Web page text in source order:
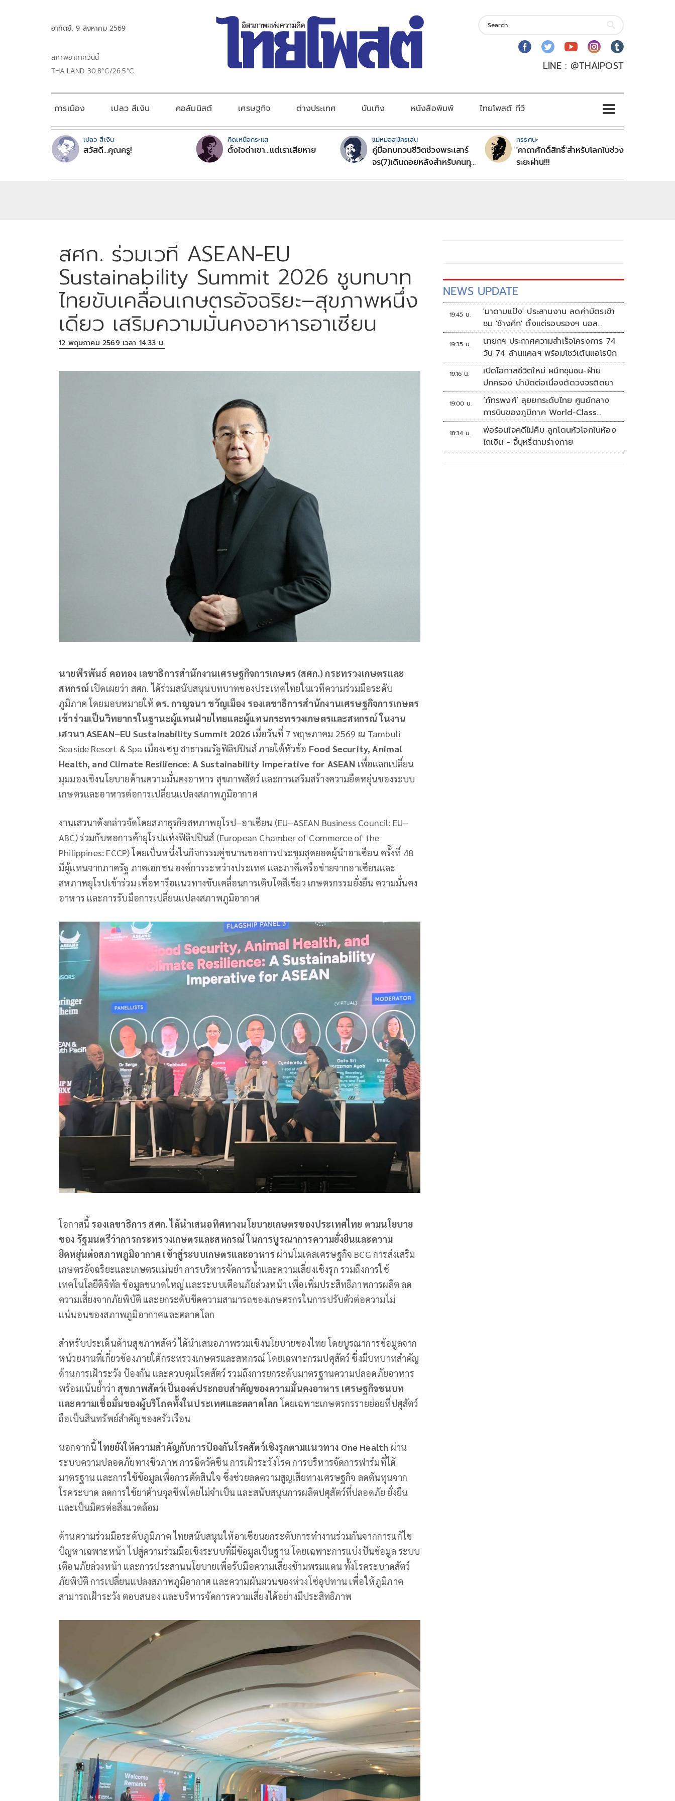
อาทิตย์, 9 สิงหาคม 2569
สภาพอากาศวันนี้
THAILAND 30.8°C/26.5°C
LINE : @THAIPOST
การเมือง เปลว สีเงิน คอลัมนิสต์ เศรษฐกิจ ต่างประเทศ บันเทิง หนังสือพิมพ์ ไทยโพสต์ ทีวี
เปลว สีเงิน
สวัสดี...คุณครู!
คิดเหนือกระแส
ตั้งใจด่าเขา...แต่เราเสียหาย
แม่หมอสมัครเล่น
คู่มือทบทวนชีวิตช่วงพระเสาร์
จร(7)เดินถอยหลังสำหรับคนทุก
ทรรศนะ
'คาถาศักดิ์สิทธิ์'สำหรับโลกในช่วง
ระยะผ่าน!!!
สศก. ร่วมเวที ASEAN-EU
Sustainability Summit 2026 ชูบทบาท
ไทยขับเคลื่อนเกษตรอัจฉริยะ–สุขภาพหนึ่ง
เดียว เสริมความมั่นคงอาหารอาเซียน
12 พฤษภาคม 2569 เวลา 14:33 น.
นายพีรพันธ์ คอทอง เลขาธิการสำนักงานเศรษฐกิจการเกษตร (สศก.) กระทรวงเกษตรและ
สหกรณ์ เปิดเผยว่า สศก. ได้ร่วมสนับสนุนบทบาทของประเทศไทยในเวทีความร่วมมือระดับ
ภูมิภาค โดยมอบหมายให้ ดร. กาญจนา ขวัญเมือง รองเลขาธิการสำนักงานเศรษฐกิจการเกษตร
เข้าร่วมเป็นวิทยากรในฐานะผู้แทนฝ่ายไทยและผู้แทนกระทรวงเกษตรและสหกรณ์ ในงาน
เสวนา ASEAN–EU Sustainability Summit 2026 เมื่อวันที่ 7 พฤษภาคม 2569 ณ Tambuli
Seaside Resort & Spa เมืองเซบู สาธารณรัฐฟิลิปปินส์ ภายใต้หัวข้อ Food Security, Animal
Health, and Climate Resilience: A Sustainability Imperative for ASEAN เพื่อแลกเปลี่ยน
มุมมองเชิงนโยบายด้านความมั่นคงอาหาร สุขภาพสัตว์ และการเสริมสร้างความยืดหยุ่นของระบบ
เกษตรและอาหารต่อการเปลี่ยนแปลงสภาพภูมิอากาศ
งานเสวนาดังกล่าวจัดโดยสภาธุรกิจสหภาพยุโรป–อาเซียน (EU–ASEAN Business Council: EU–
ABC) ร่วมกับหอการค้ายุโรปแห่งฟิลิปปินส์ (European Chamber of Commerce of the
Philippines: ECCP) โดยเป็นหนึ่งในกิจกรรมคู่ขนานของการประชุมสุดยอดผู้นำอาเซียน ครั้งที่ 48
มีผู้แทนจากภาครัฐ ภาคเอกชน องค์การระหว่างประเทศ และภาคีเครือข่ายจากอาเซียนและ
สหภาพยุโรปเข้าร่วม เพื่อหารือแนวทางขับเคลื่อนการเติบโตสีเขียว เกษตรกรรมยั่งยืน ความมั่นคง
อาหาร และการรับมือการเปลี่ยนแปลงสภาพภูมิอากาศ
โอกาสนี้ รองเลขาธิการ สศก. ได้นำเสนอทิศทางนโยบายเกษตรของประเทศไทย ตามนโยบาย
ของ รัฐมนตรีว่าการกระทรวงเกษตรและสหกรณ์ ในการบูรณาการความยั่งยืนและความ
ยืดหยุ่นต่อสภาพภูมิอากาศ เข้าสู่ระบบเกษตรและอาหาร ผ่านโมเดลเศรษฐกิจ BCG การส่งเสริม
เกษตรอัจฉริยะและเกษตรแม่นยำ การบริหารจัดการน้ำและความเสี่ยงเชิงรุก รวมถึงการใช้
เทคโนโลยีดิจิทัล ข้อมูลขนาดใหญ่ และระบบเตือนภัยล่วงหน้า เพื่อเพิ่มประสิทธิภาพการผลิต ลด
ความเสี่ยงจากภัยพิบัติ และยกระดับขีดความสามารถของเกษตรกรในการปรับตัวต่อความไม่
แน่นอนของสภาพภูมิอากาศและตลาดโลก
สำหรับประเด็นด้านสุขภาพสัตว์ ได้นำเสนอภาพรวมเชิงนโยบายของไทย โดยบูรณาการข้อมูลจาก
หน่วยงานที่เกี่ยวข้องภายใต้กระทรวงเกษตรและสหกรณ์ โดยเฉพาะกรมปศุสัตว์ ซึ่งมีบทบาทสำคัญ
ด้านการเฝ้าระวัง ป้องกัน และควบคุมโรคสัตว์ รวมถึงการยกระดับมาตรฐานความปลอดภัยอาหาร
พร้อมเน้นย้ำว่า สุขภาพสัตว์เป็นองค์ประกอบสำคัญของความมั่นคงอาหาร เศรษฐกิจชนบท
และความเชื่อมั่นของผู้บริโภคทั้งในประเทศและตลาดโลก โดยเฉพาะเกษตรกรรายย่อยที่ปศุสัตว์
ถือเป็นสินทรัพย์สำคัญของครัวเรือน
นอกจากนี้ไทยยังให้ความสำคัญกับการป้องกันโรคสัตว์เชิงรุกตามแนวทาง One Health ผ่าน
ระบบความปลอดภัยทางชีวภาพ การฉีดวัคซีน การเฝ้าระวังโรค การบริหารจัดการฟาร์มที่ได้
มาตรฐาน และการใช้ข้อมูลเพื่อการตัดสินใจ ซึ่งช่วยลดความสูญเสียทางเศรษฐกิจ ลดต้นทุนจาก
โรคระบาด ลดการใช้ยาต้านจุลชีพโดยไม่จำเป็น และสนับสนุนการผลิตปศุสัตว์ที่ปลอดภัย ยั่งยืน
และเป็นมิตรต่อสิ่งแวดล้อม
ด้านความร่วมมือระดับภูมิภาค ไทยสนับสนุนให้อาเซียนยกระดับการทำงานร่วมกันจากการแก้ไข
ปัญหาเฉพาะหน้า ไปสู่ความร่วมมือเชิงระบบที่มีข้อมูลเป็นฐาน โดยเฉพาะการแบ่งปันข้อมูล ระบบ
เตือนภัยล่วงหน้า และการประสานนโยบายเพื่อรับมือความเสี่ยงข้ามพรมแดน ทั้งโรคระบาดสัตว์
ภัยพิบัติ การเปลี่ยนแปลงสภาพภูมิอากาศ และความผันผวนของห่วงโซ่อุปทาน เพื่อให้ภูมิภาค
สามารถเฝ้าระวัง ตอบสนอง และบริหารจัดการความเสี่ยงได้อย่างมีประสิทธิภาพ
NEWS UPDATE
19:45 น.
'มาดามแป้ง' ประสานงาน ลดค่าบัตรเข้า
ชม 'ช้างศึก' ตั้งแต่รอบรองฯ บอล
อาเซียน
19:35 น.
นายกฯ ประกาศความสำเร็จโครงการ 74
วัน 74 ล้านแคลฯ พร้อมโชว์เต้นแอโรบิก
19:16 น.
เปิดโอกาสชีวิตใหม่ ผนึกชุมชน-ฝ่าย
ปกครอง บำบัดต่อเนื่องตัดวงจรติดยา
19:00 น.
‘ภัทรพงศ์’ ลุยยกระดับไทย ศูนย์กลาง
การบินของภูมิภาค World-Class
Aviation Hub | ห้องข่าวไทยโพสต์สุด
สัปดาห์
18:34 น.
พ่อร้อนใจคดีไม่คืบ ลูกโดนหัวโจกในห้อง
ไถเงิน - จี้บุหรี่ตามร่างกาย